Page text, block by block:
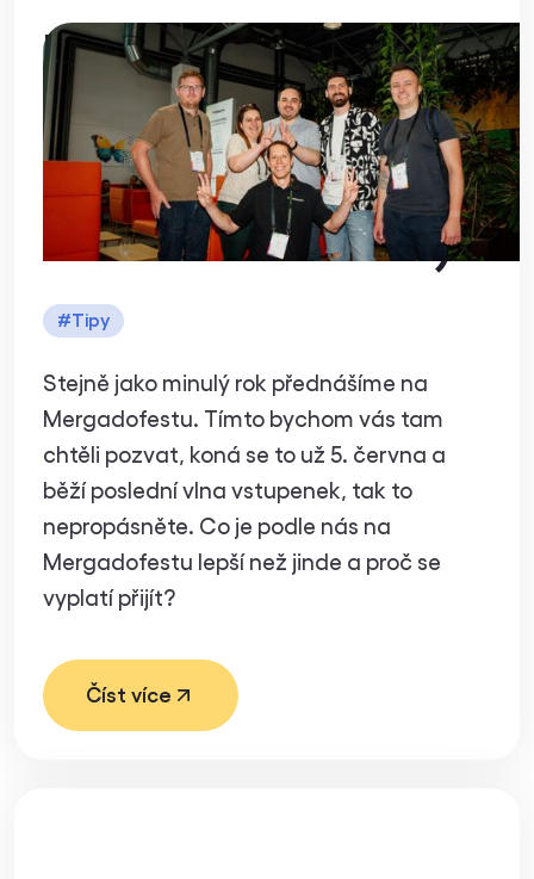
3 důvody, proč
přijet na
Mergadofest (už
5. června v Brně)
#Tipy
Stejně jako minulý rok přednášíme na
Mergadofestu. Tímto bychom vás tam
chtěli pozvat, koná se to už 5. června a
běží poslední vlna vstupenek, tak to
nepropásněte. Co je podle nás na
Mergadofestu lepší než jinde a proč se
vyplatí přijít?
Číst více